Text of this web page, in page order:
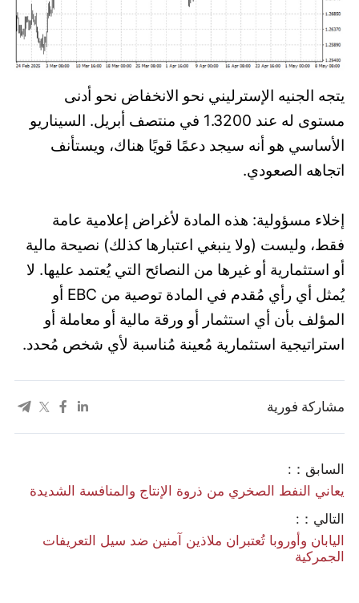
يتجه الجنيه الإسترليني نحو الانخفاض نحو أدنى
مستوى له عند 1.3200 في منتصف أبريل. السيناريو
الأساسي هو أنه سيجد دعمًا قويًا هناك، ويستأنف
اتجاهه الصعودي.
إخلاء مسؤولية: هذه المادة لأغراض إعلامية عامة
فقط، وليست (ولا ينبغي اعتبارها كذلك) نصيحة مالية
أو استثمارية أو غيرها من النصائح التي يُعتمد عليها. لا
يُمثل أي رأي مُقدم في المادة توصية من EBC أو
المؤلف بأن أي استثمار أو ورقة مالية أو معاملة أو
استراتيجية استثمارية مُعينة مُناسبة لأي شخص مُحدد.
مشاركة فورية
السابق：:
​يعاني النفط الصخري من ذروة الإنتاج والمنافسة الشديدة
التالي：:
اليابان وأوروبا تُعتبران ملاذين آمنين ضد سيل التعريفات
الجمركية